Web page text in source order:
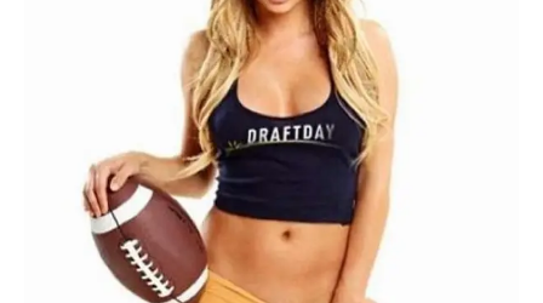
–
Chismes,
Escandalos,Morbo,